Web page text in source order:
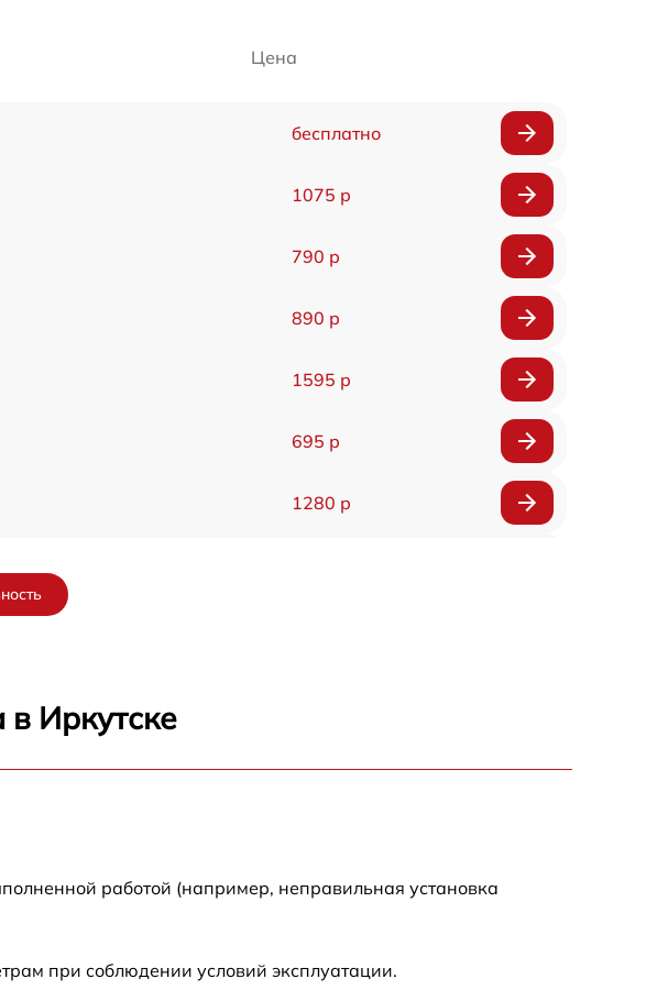
Цена
бесплатно
1075 р
790 р
890 р
1595 р
695 р
1280 р
в Иркутске
работой (например, неправильная установка
при соблюдении условий эксплуатации.